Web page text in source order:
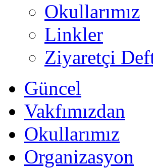
Okullarımız
Linkler
Ziyaretçi
Güncel
Vakfımızdan
Okullarımız
Organizasyon